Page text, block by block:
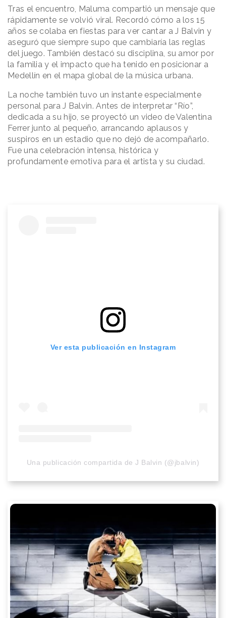
Tras el encuentro, Maluma compartió un mensaje que
rápidamente se volvió viral. Recordó cómo a los 15
años se colaba en fiestas para ver cantar a J Balvin y
aseguró que siempre supo que cambiaría las reglas
del juego. También destacó su disciplina, su amor por
la familia y el impacto que ha tenido en posicionar a
Medellín en el mapa global de la música urbana.
La noche también tuvo un instante especialmente
personal para J Balvin. Antes de interpretar “Río”,
dedicada a su hijo, se proyectó un video de Valentina
Ferrer junto al pequeño, arrancando aplausos y
suspiros en un estadio que no dejó de acompañarlo.
Fue una celebración intensa, histórica y
profundamente emotiva para el artista y su ciudad.
Ver esta publicación en Instagram
Una publicación compartida de J Balvin (@jbalvin)